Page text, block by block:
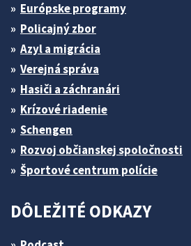
Európske programy
Policajný zbor
Azyl a migrácia
Verejná správa
Hasiči a záchranári
Krízové riadenie
Schengen
Rozvoj občianskej spoločnosti
Športové centrum polície
DÔLEŽITÉ ODKAZY